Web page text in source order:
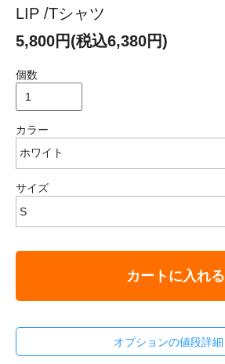
LIP /Tシャツ
5,800円(税込6,380円)
個数
カラー
サイズ
カートに入れる
オプションの値段詳細